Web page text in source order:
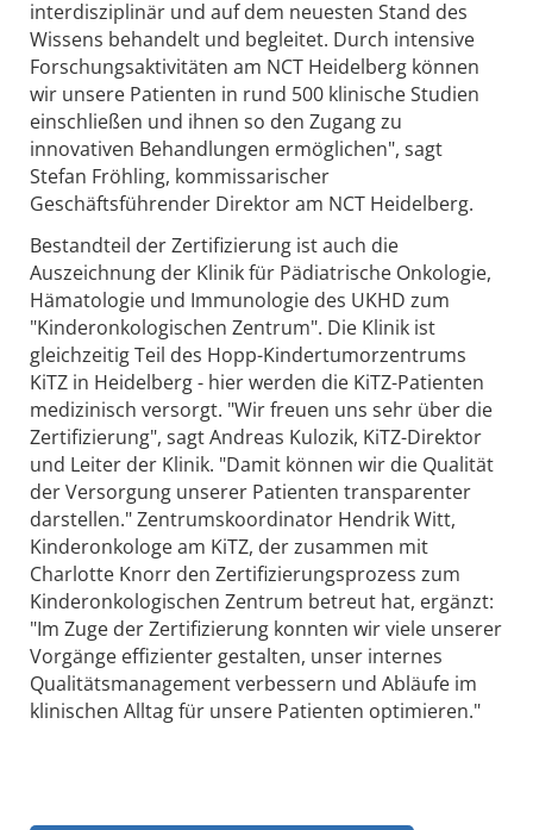
interdisziplinär und auf dem neuesten Stand des
Wissens behandelt und begleitet. Durch intensive
Forschungsaktivitäten am NCT Heidelberg können
wir unsere Patienten in rund 500 klinische Studien
einschließen und ihnen so den Zugang zu
innovativen Behandlungen ermöglichen", sagt
Stefan Fröhling, kommissarischer
Geschäftsführender Direktor am NCT Heidelberg.
Bestandteil der Zertifizierung ist auch die
Auszeichnung der Klinik für Pädiatrische Onkologie,
Hämatologie und Immunologie des UKHD zum
"Kinderonkologischen Zentrum". Die Klinik ist
gleichzeitig Teil des Hopp-Kindertumorzentrums
KiTZ in Heidelberg - hier werden die KiTZ-Patienten
medizinisch versorgt. "Wir freuen uns sehr über die
Zertifizierung", sagt Andreas Kulozik, KiTZ-Direktor
und Leiter der Klinik. "Damit können wir die Qualität
der Versorgung unserer Patienten transparenter
darstellen." Zentrumskoordinator Hendrik Witt,
Kinderonkologe am KiTZ, der zusammen mit
Charlotte Knorr den Zertifizierungsprozess zum
Kinderonkologischen Zentrum betreut hat, ergänzt:
"Im Zuge der Zertifizierung konnten wir viele unserer
Vorgänge effizienter gestalten, unser internes
Qualitätsmanagement verbessern und Abläufe im
klinischen Alltag für unsere Patienten optimieren."